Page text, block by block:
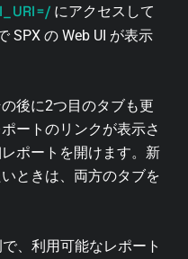
にアクセスして
SPX の Web UI が表示
後に2つ目のタブも更
ートのリンクが表示さ
ポートを開けます。新
ときは、両方のタブを
、利用可能なレポート